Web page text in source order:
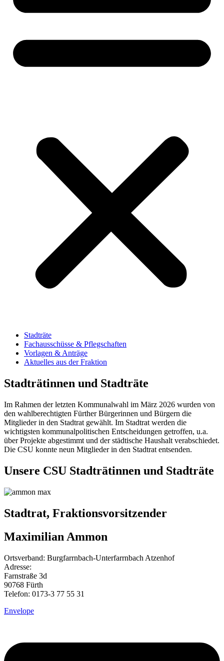
Stadträte
Fachausschüsse & Pflegschaften
Vorlagen & Anträge
Aktuelles aus der Fraktion
Stadträtinnen und Stadträte
Im Rahmen der letzten Kommunalwahl im März 2026 wurden von
den wahlberechtigten Fürther Bürgerinnen und Bürgern die
Mitglieder in den Stadtrat gewählt. Im Stadtrat werden die
wichtigsten kommunalpolitischen Entscheidungen getroffen, u.a.
über Projekte abgestimmt und der städtische Haushalt verabschiedet.
Die CSU konnte neun Mitglieder in den Stadtrat entsenden.
Unsere CSU Stadträtinnen und Stadträte
Stadtrat, Fraktionsvorsitzender
Maximilian Ammon
Ortsverband: Burgfarrnbach-Unterfarrnbach Atzenhof
Adresse:
Farnstraße 3d
90768 Fürth
Telefon: 0173-3 77 55 31
Envelope